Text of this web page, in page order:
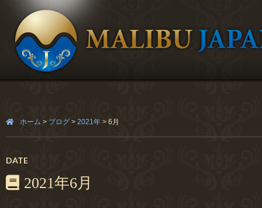
ホーム > ブログ > 2021年 > 6月
DATE
2021年6月